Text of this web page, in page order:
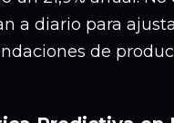
a diario para
de